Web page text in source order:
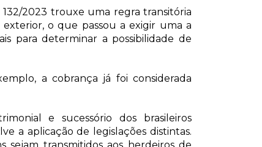
2023 trouxe uma regra transitória
o que passou a exigir uma a
para determinar a possibilidade de
a cobrança já foi considerada
e sucessório dos brasileiros
a aplicação de legislações distintas.